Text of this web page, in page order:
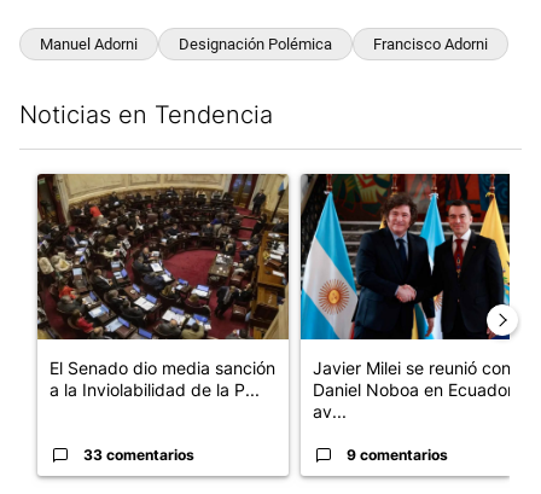
Manuel Adorni Designación Polémica Francisco Adorni
Noticias en Tendencia
Un artículo de tendencia con el título "El Senado dio media
El Senado dio media sanción
a la Inviolabilidad de la P...
33 comentarios
Un artículo de tendencia con
Javier Milei se reunió con
Daniel Noboa en Ecuador y
av...
9 comentarios